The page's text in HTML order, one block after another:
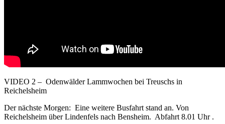
VIDEO 2 – Odenwälder Lammwochen bei Treuschs in
Reichelsheim
Der nächste Morgen: Eine weitere Busfahrt stand an. Von
Reichelsheim über Lindenfels nach Bensheim. Abfahrt 8.01 Uhr .